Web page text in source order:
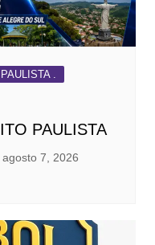
.
PAULISTA
agosto 7, 2026